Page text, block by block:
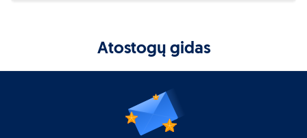
Atostogų gidas